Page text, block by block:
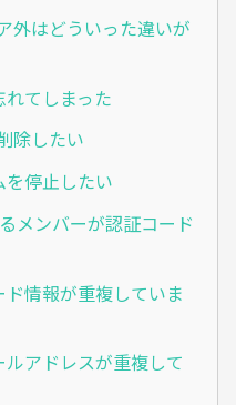
外はどういった違いが
てしまった
除したい
停止したい
メンバーが認証コード
情報が重複していま
アドレスが重複して